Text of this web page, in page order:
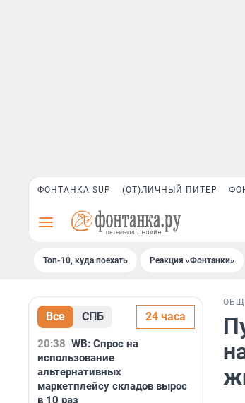
ФОНТАНКА SUP (ОТ)ЛИЧНЫЙ ПИТЕР
Топ-10, куда поехать Реакция «Фонтанки»
Все СПБ 24 часа
20:38 WB: Спрос на
использование
альтернативных
маркетплейсу складов вырос
в 10 раз